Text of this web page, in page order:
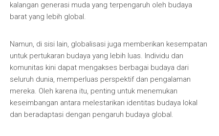
kalangan generasi muda yang terpengaruh oleh budaya
barat yang lebih global.
Namun, di sisi lain, globalisasi juga memberikan kesempatan
untuk pertukaran budaya yang lebih luas. Individu dan
komunitas kini dapat mengakses berbagai budaya dari
seluruh dunia, memperluas perspektif dan pengalaman
mereka. Oleh karena itu, penting untuk menemukan
keseimbangan antara melestarikan identitas budaya lokal
dan beradaptasi dengan pengaruh budaya global.